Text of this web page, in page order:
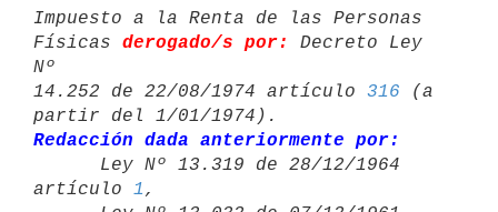
Impuesto a la Renta de las Personas
Físicas derogado/s por:
Decreto Ley
Nº
14.252 de 22/08/1974 artículo 316 (a
Redacción dada anteriormente por:
artículo 1 ,